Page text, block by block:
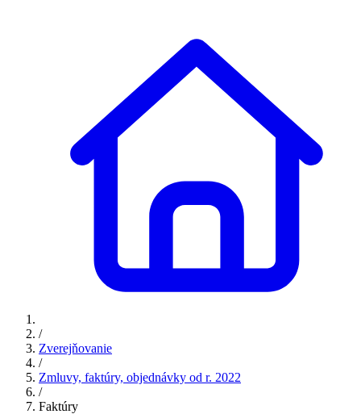
/
Zverejňovanie
/
Zmluvy, faktúry, objednávky od r. 2022
/
Faktúry